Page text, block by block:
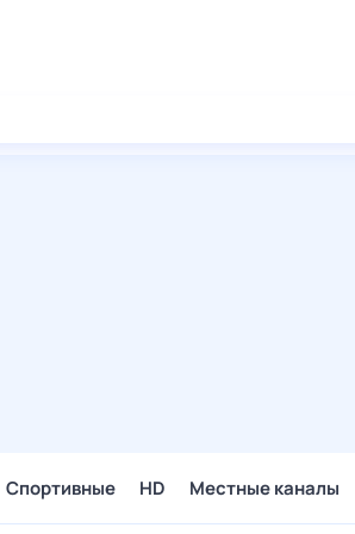
Спортивные HD Местные каналы